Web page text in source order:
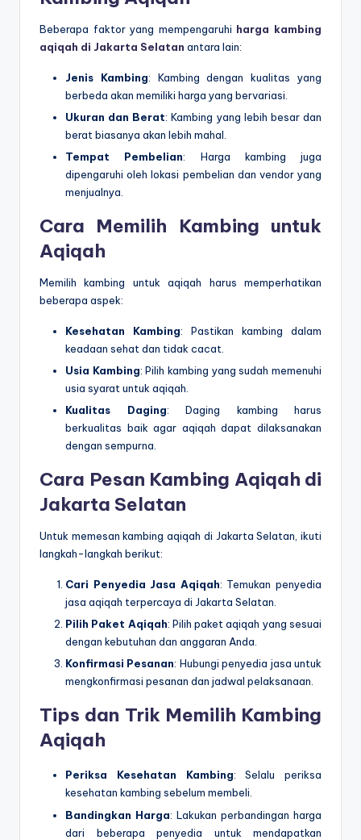
Beberapa faktor yang mempengaruhi harga kambing
aqiqah di Jakarta Selatan antara lain:
Jenis Kambing: Kambing dengan kualitas yang
berbeda akan memiliki harga yang bervariasi.
Ukuran dan Berat: Kambing yang lebih besar dan
berat biasanya akan lebih mahal.
Tempat Pembelian: Harga kambing juga
dipengaruhi oleh lokasi pembelian dan vendor yang
menjualnya.
Cara Memilih Kambing untuk
Aqiqah
Memilih kambing untuk aqiqah harus memperhatikan
beberapa aspek:
Kesehatan Kambing: Pastikan kambing dalam
keadaan sehat dan tidak cacat.
Usia Kambing: Pilih kambing yang sudah memenuhi
usia syarat untuk aqiqah.
Kualitas Daging: Daging kambing harus
berkualitas baik agar aqiqah dapat dilaksanakan
dengan sempurna.
Cara Pesan Kambing Aqiqah di
Jakarta Selatan
Untuk memesan kambing aqiqah di Jakarta Selatan, ikuti
langkah-langkah berikut:
Cari Penyedia Jasa Aqiqah: Temukan penyedia
jasa aqiqah terpercaya di Jakarta Selatan.
Pilih Paket Aqiqah: Pilih paket aqiqah yang sesuai
dengan kebutuhan dan anggaran Anda.
Konfirmasi Pesanan: Hubungi penyedia jasa untuk
mengkonfirmasi pesanan dan jadwal pelaksanaan.
Tips dan Trik Memilih Kambing
Aqiqah
Periksa Kesehatan Kambing: Selalu periksa
kesehatan kambing sebelum membeli.
Bandingkan Harga: Lakukan perbandingan harga
dari beberapa penyedia untuk mendapatkan